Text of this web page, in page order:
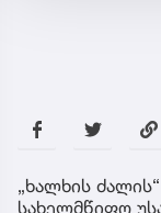
„ხალხის
სახელმწიფო